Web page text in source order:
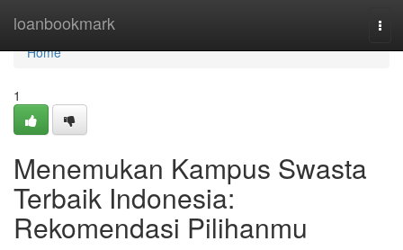
loanbookmark
Home
Home
1
Menemukan Kampus Swasta
Terbaik Indonesia:
Rekomendasi Pilihanmu